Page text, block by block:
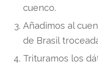
cuenco.
Añadimos al
de Brasil
Trituramos los